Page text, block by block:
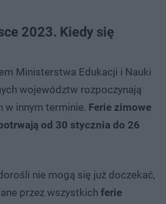
2023. Kiedy się
Ministerstwa Edukacji i Nauki
województw rozpoczynają
w innym terminie. Ferie zimowe
od 30 stycznia do 26
nie mogą się już doczekać,
przez wszystkich ferie